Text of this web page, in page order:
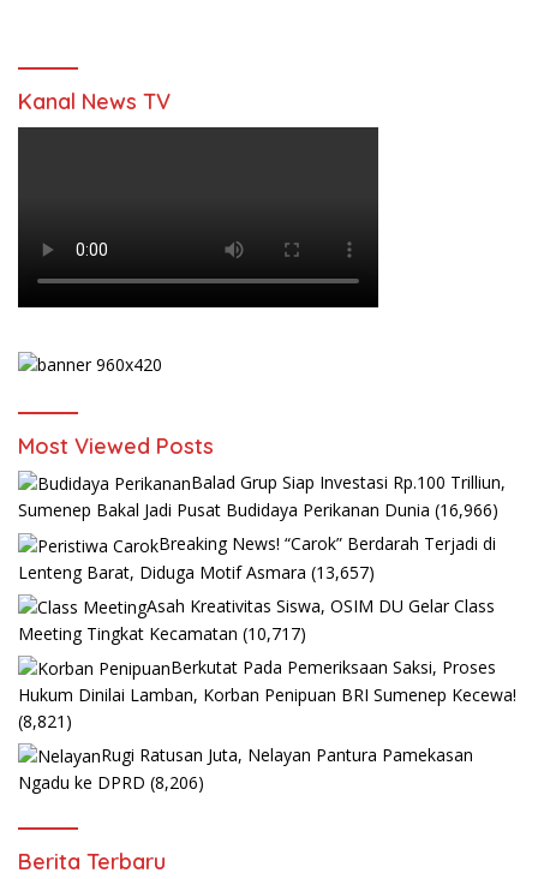
Kanal News TV
Most Viewed Posts
Balad Grup Siap Investasi Rp.100 Trilliun,
Sumenep Bakal Jadi Pusat Budidaya Perikanan Dunia (16,966)
Breaking News! “Carok” Berdarah Terjadi di
Lenteng Barat, Diduga Motif Asmara (13,657)
Asah Kreativitas Siswa, OSIM DU Gelar Class
Meeting Tingkat Kecamatan (10,717)
Berkutat Pada Pemeriksaan Saksi, Proses
Hukum Dinilai Lamban, Korban Penipuan BRI Sumenep Kecewa!
(8,821)
Rugi Ratusan Juta, Nelayan Pantura Pamekasan
Ngadu ke DPRD (8,206)
Berita Terbaru